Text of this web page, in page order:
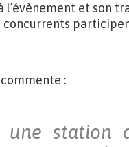
et son
concurrents
:
une station